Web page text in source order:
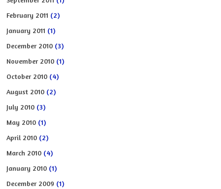
February 2011 (2)
January 2011 (1)
December 2010 (3)
November 2010 (1)
October 2010 (4)
August 2010 (2)
July 2010 (3)
May 2010 (1)
April 2010 (2)
March 2010 (4)
January 2010 (1)
December 2009 (1)